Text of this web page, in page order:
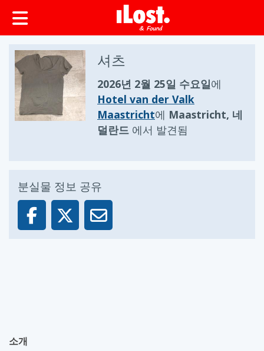
셔츠
2026년 2월 25일 수요일에
Hotel van der Valk
Maastricht에 Maastricht, 네
덜란드 에서 발견됨
분실물 정보 공유
소개